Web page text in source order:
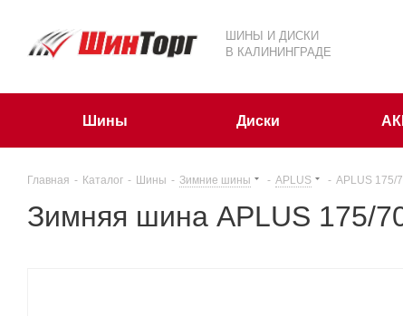
ШИНЫ И ДИСКИ
В КАЛИНИНГРАДЕ
Шины Диски
Главная - Каталог - Шины - Зимние шины - APLUS - APLUS 175/
Зимняя шина APLUS 175/